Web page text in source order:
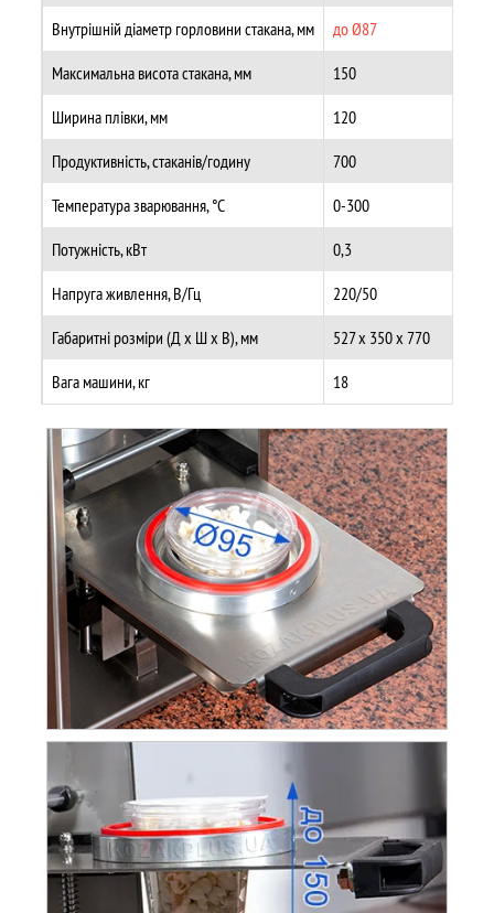
Внутрішній діаметр горловини стакана, мм
до Ø87
Максимальна висота стакана, мм
150
Ширина плівки, мм
120
Продуктивність, стаканів/годину
700
Температура зварювання, °C
0-300
Потужність, кВт
0,3
Напруга живлення, В/Гц
220/50
Габаритні розміри (Д х Ш х В), мм
527 х 350 х 770
Вага машини, кг
18